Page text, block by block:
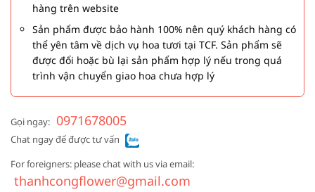
hàng trên website
Sản phẩm được bảo hành 100% nên quý khách hàng có
thể yên tâm về dịch vụ hoa tươi tại TCF. Sản phẩm sẽ
được đổi hoặc bù lại sản phẩm hợp lý nếu trong quá
trình vận chuyển giao hoa chưa hợp lý
Gọi ngay: 0971678005
Chat ngay để được tư vấn
For foreigners: please chat with us via email:
thanhcongflower@gmail.com